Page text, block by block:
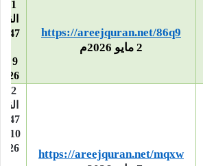
https://areejquran.net/86q9
2 مايو 2026م
https://areejquran.net/mqxw